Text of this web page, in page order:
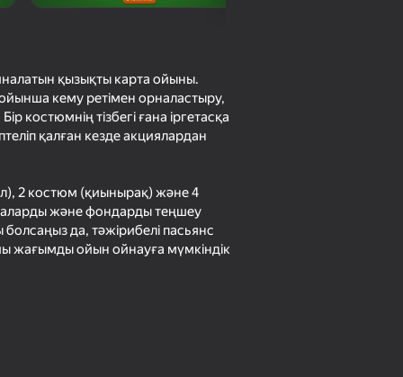
Жүктеу
қызықты карта ойыны.
кему ретімен орналастыру,
костюмнің тізбегі ғана іргетасқа
қалған кезде акциялардан
2 костюм (қиынырақ) және 4
және фондарды теңшеу
да, тәжірибелі пасьянс
жағымды ойын ойнауға мүмкіндік